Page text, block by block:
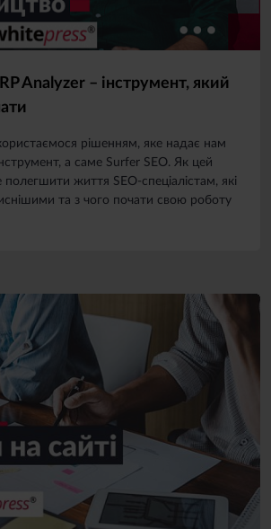
Analyzer – інструмент, який
рішенням, яке надає нам
а саме Surfer SEO. Як цей
життя SEO-спеціалістам, які
та з чого почати свою роботу